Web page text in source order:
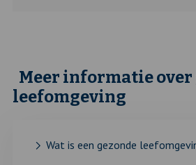
Meer informatie over
leefomgeving
Wat is een gezonde